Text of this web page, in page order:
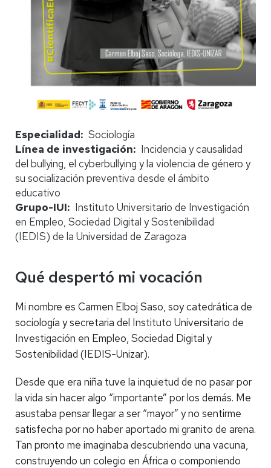
Especialidad
Sociología
Línea de investigación
Incidencia y causalidad
del bullying, el cyberbullying y la violencia de género y
su socialización preventiva desde el ámbito
educativo
Grupo-IUI
Instituto Universitario de Investigación
en Empleo, Sociedad Digital y Sostenibilidad
(IEDIS) de la Universidad de Zaragoza
Qué despertó mi vocación
Mi nombre es Carmen Elboj Saso, soy catedrática de
sociología y secretaria del Instituto Universitario de
Investigación en Empleo, Sociedad Digital y
Sostenibilidad (IEDIS-Unizar).
Desde que era niña tuve la inquietud de no pasar por
la vida sin hacer algo “importante” por los demás. Me
asustaba pensar llegar a ser “mayor” y no sentirme
satisfecha por no haber aportado mi granito de arena.
Tan pronto me imaginaba descubriendo una vacuna,
construyendo un colegio en África o componiendo